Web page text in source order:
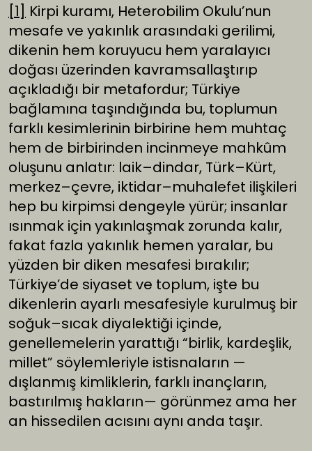
[1] Kirpi kuramı, Heterobilim Okulu’nun
mesafe ve yakınlık arasındaki gerilimi,
dikenin hem koruyucu hem yaralayıcı
doğası üzerinden kavramsallaştırıp
açıkladığı bir metafordur; Türkiye
bağlamına taşındığında bu, toplumun
farklı kesimlerinin birbirine hem muhtaç
hem de birbirinden incinmeye mahkûm
oluşunu anlatır: laik–dindar, Türk–Kürt,
merkez–çevre, iktidar–muhalefet ilişkileri
hep bu kirpimsi dengeyle yürür; insanlar
ısınmak için yakınlaşmak zorunda kalır,
fakat fazla yakınlık hemen yaralar, bu
yüzden bir diken mesafesi bırakılır;
Türkiye’de siyaset ve toplum, işte bu
dikenlerin ayarlı mesafesiyle kurulmuş bir
soğuk–sıcak diyalektiği içinde,
genellemelerin yarattığı “birlik, kardeşlik,
millet” söylemleriyle istisnaların —
dışlanmış kimliklerin, farklı inançların,
bastırılmış hakların— görünmez ama her
an hissedilen acısını aynı anda taşır.